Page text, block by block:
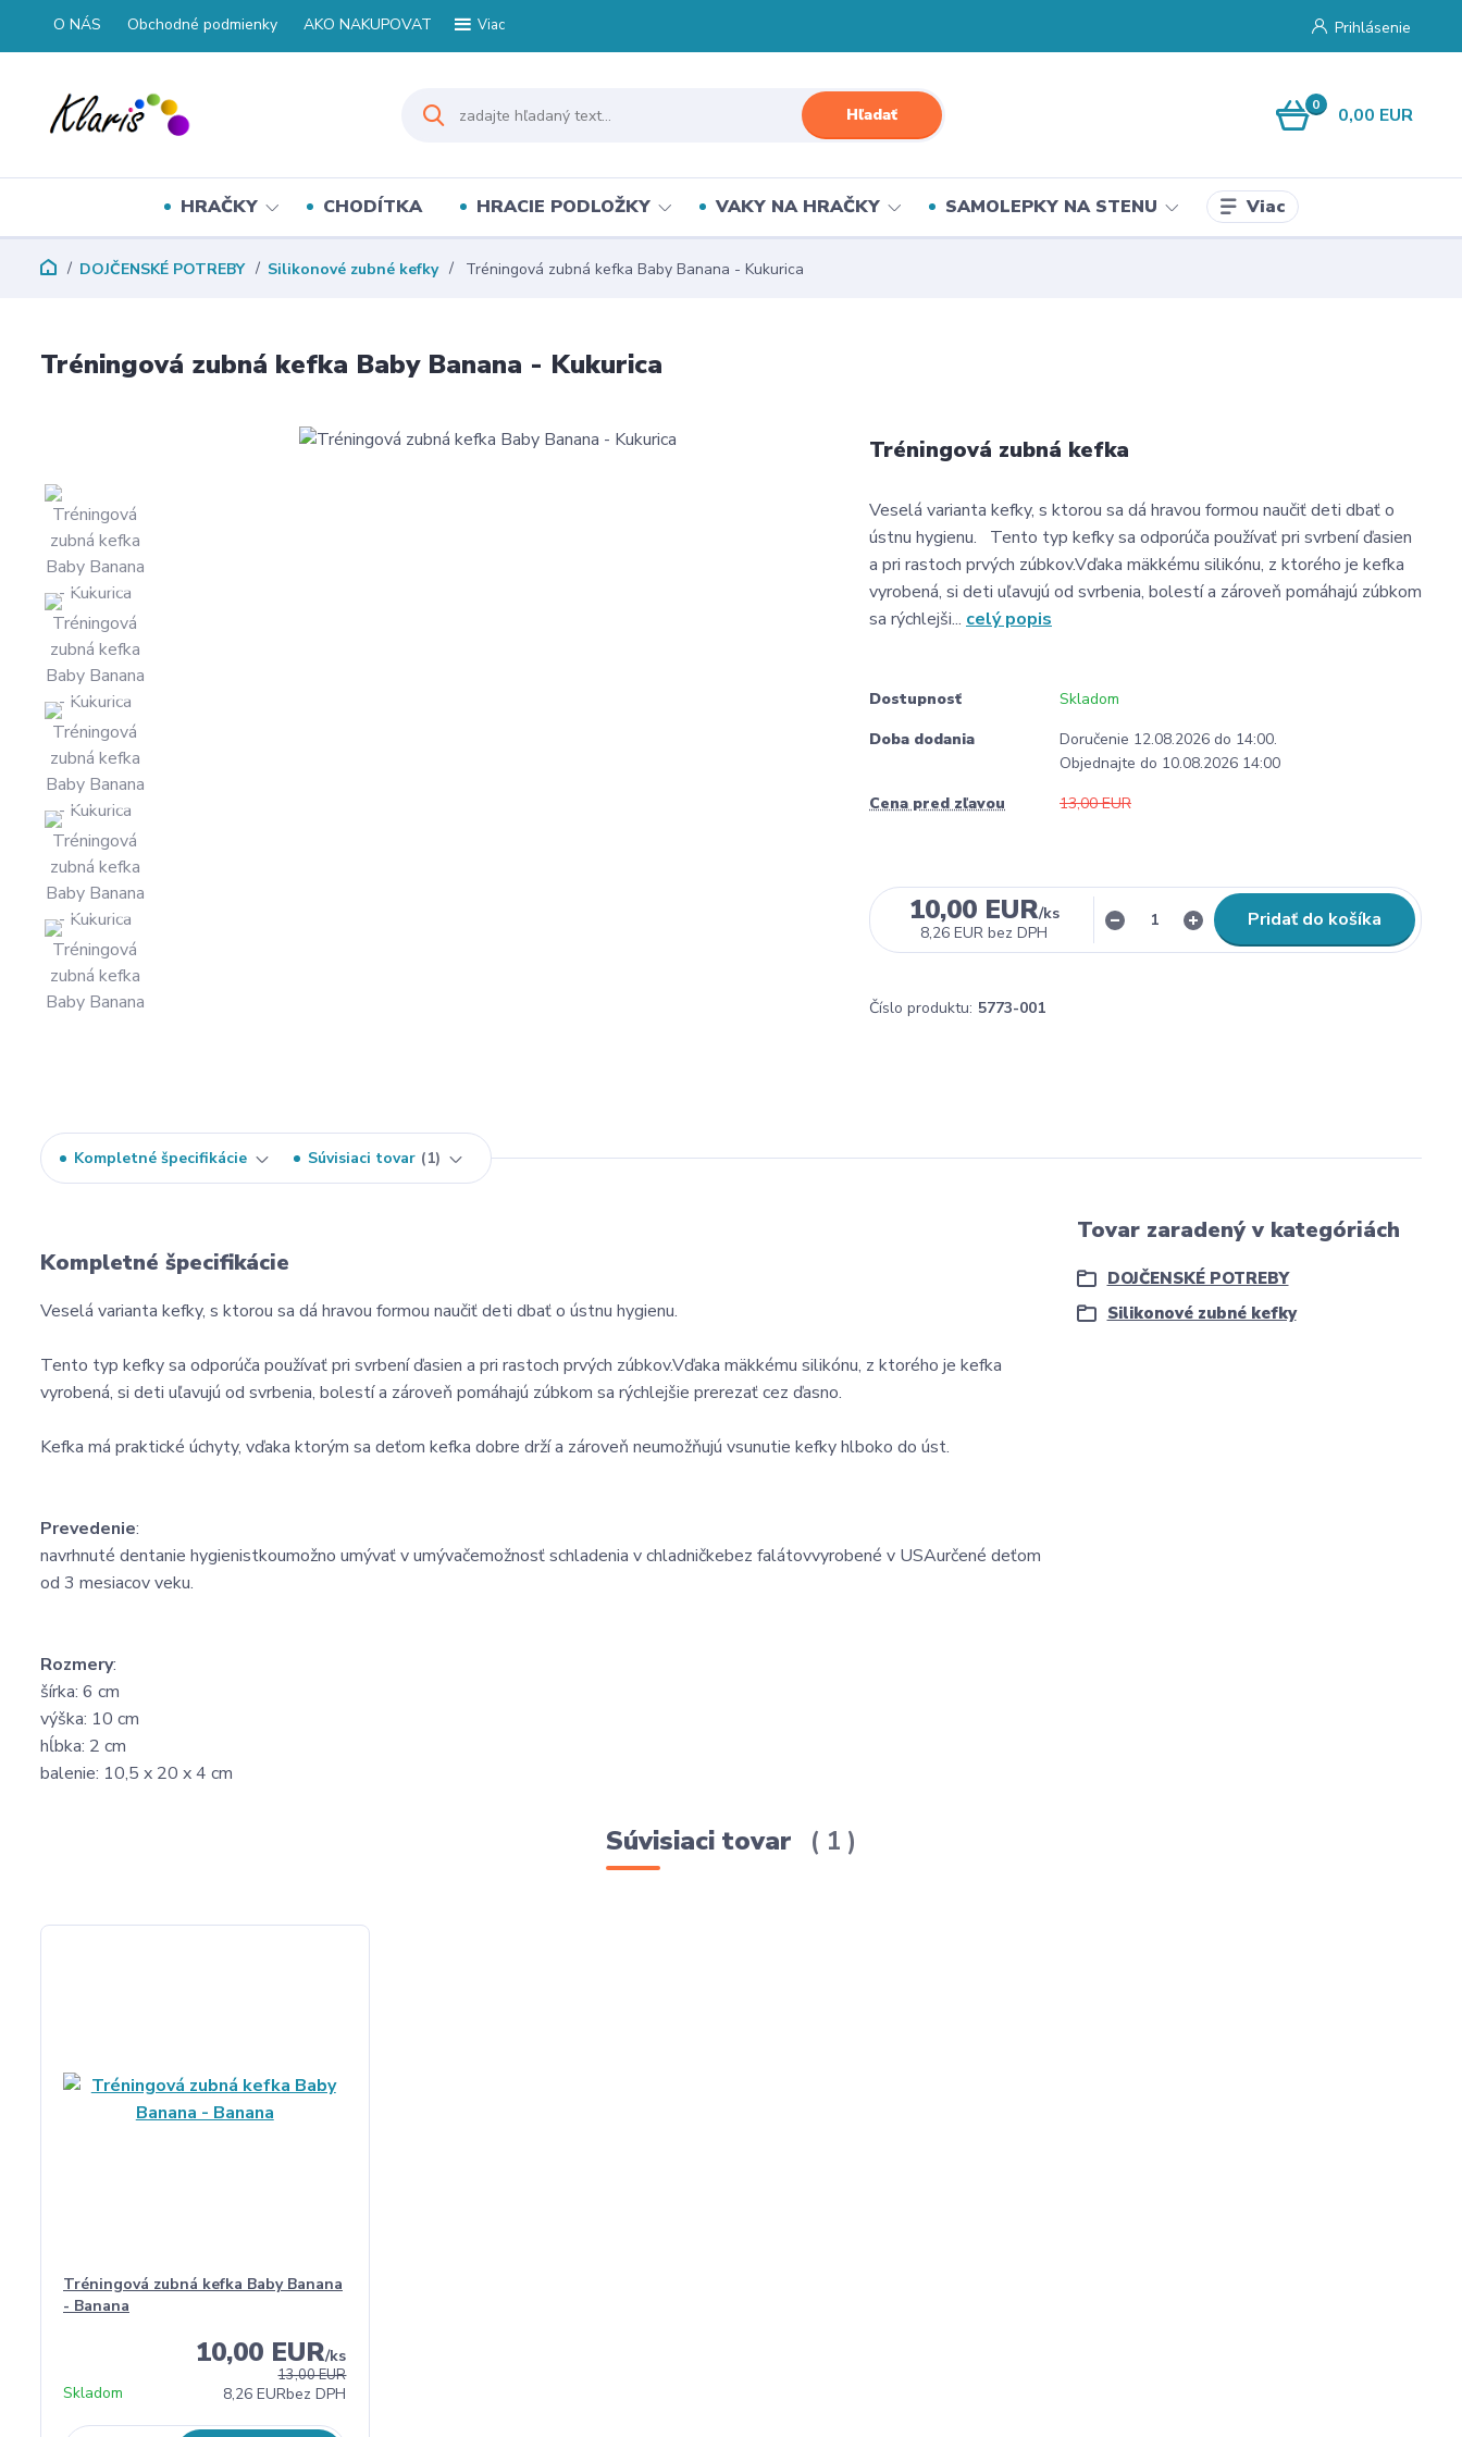
O NÁS Obchodné podmienky AKO NAKUPOVAT Viac Prihlásenie
Hľadať 0 0,00 EUR
HRAČKY CHODÍTKA HRACIE PODLOŽKY VAKY NA HRAČKY SAMOLEPKY NA STENU Viac
DOJČENSKÉ POTREBY Silikonové zubné kefky Tréningová zubná kefka Baby Banana - Kukurica
Tréningová zubná kefka Baby Banana - Kukurica
Tréningová zubná kefka
Veselá varianta kefky, s ktorou sa dá hravou formou naučiť deti dbať o
ústnu hygienu. Tento typ kefky sa odporúča používať pri svrbení ďasien
a pri rastoch prvých zúbkov.Vďaka mäkkému silikónu, z ktorého je kefka
vyrobená, si deti uľavujú od svrbenia, bolestí a zároveň pomáhajú zúbkom
sa rýchlejši... celý popis
Dostupnosť
Skladom
Doba dodania
Doručenie 12.08.2026 do 14:00.
Objednajte do 10.08.2026 14:00
Cena pred zľavou
13,00 EUR
10,00 EUR/ks
8,26 EUR bez DPH
Pridať do košíka
Číslo produktu: 5773-001
Kompletné špecifikácie Súvisiaci tovar 1
Kompletné špecifikácie
Veselá varianta kefky, s ktorou sa dá hravou formou naučiť deti dbať o ústnu hygienu.
Tento typ kefky sa odporúča používať pri svrbení ďasien a pri rastoch prvých zúbkov.Vďaka mäkkému silikónu, z ktorého je kefka
vyrobená, si deti uľavujú od svrbenia, bolestí a zároveň pomáhajú zúbkom sa rýchlejšie prerezať cez ďasno.
Kefka má praktické úchyty, vďaka ktorým sa deťom kefka dobre drží a zároveň neumožňujú vsunutie kefky hlboko do úst.
Prevedenie:
navrhnuté dentanie hygienistkoumožno umývať v umývačemožnosť schladenia v chladničkebez falátovvyrobené v USAurčené deťom
od 3 mesiacov veku.
Rozmery:
šírka: 6 cm
výška: 10 cm
hĺbka: 2 cm
balenie: 10,5 x 20 x 4 cm
Tovar zaradený v kategóriách
DOJČENSKÉ POTREBY
Silikonové zubné kefky
Súvisiaci tovar 1
Tréningová zubná kefka Baby Banana
- Banana
13,00 EUR
10,00 EUR/ks
8,26 EURbez DPH
Skladom